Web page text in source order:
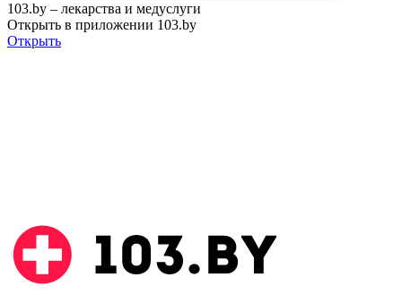
103.by – лекарства и медуслуги
Открыть в приложении 103.by
Открыть